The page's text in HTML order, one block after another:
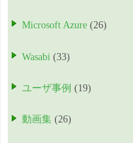
Microsoft Azure (26)
Wasabi (33)
ユーザ事例 (19)
動画集 (26)